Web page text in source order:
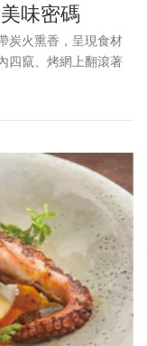
味密碼
炭火熏香，呈現食材
四竄、烤網上翻滾著
人代你燒烤，出一